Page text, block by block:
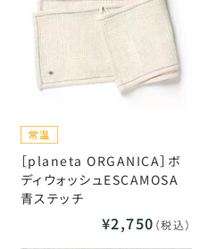
［planeta ORGANICA］ボ
ディウォッシュESCAMOSA
青ステッチ
¥2,750 （税込）